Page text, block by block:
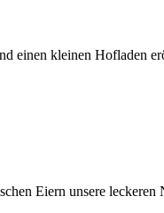
einen kleinen Hofladen
Eiern unsere leckeren